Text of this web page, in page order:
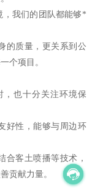
，我们的团队都能够*
的质量，更关系到公
个项目。
也十分关注环境保
好性，能够与周边环
合客土喷播等技术，
贡献力量。